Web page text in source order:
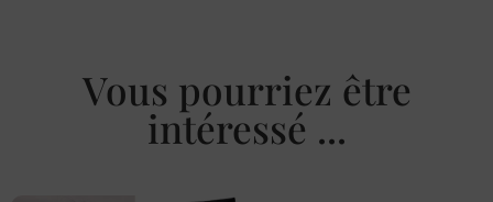
Vous pourriez être
intéressé ...